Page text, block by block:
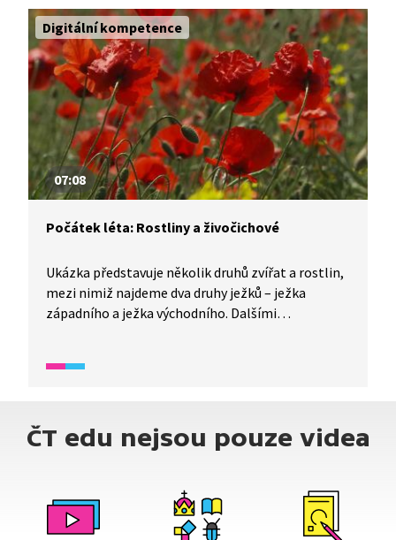
Digitální kompetence
07:08
Počátek léta: Rostliny a živočichové
Ukázka představuje několik druhů zvířat a rostlin,
mezi nimiž najdeme dva druhy ježků – ježka
západního a ježka východního. Dalšími
ukázány orchideje české přírody, tořiče, vzácná
ČT edu nejsou pouze videa